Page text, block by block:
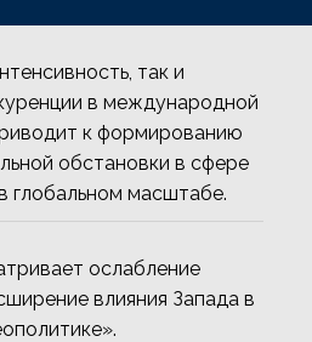
так и
в международной
к формированию
обстановки в сфере
глобальном масштабе.
ослабление
влияния Запада в